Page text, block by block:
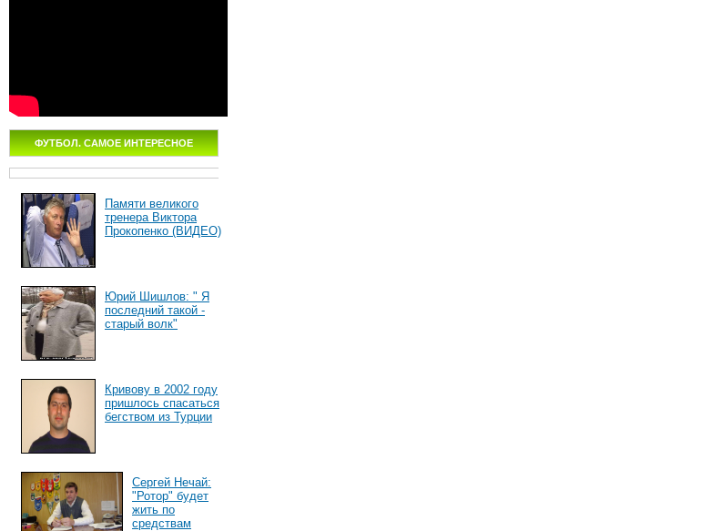
ФУТБОЛ. САМОЕ ИНТЕРЕСНОЕ
Памяти великого
тренера Виктора
Прокопенко (ВИДЕО)
Юрий Шишлов: " Я
последний такой -
старый волк"
Кривову в 2002 году
пришлось спасаться
бегством из Турции
Сергей Нечай:
"Ротор" будет
жить по
средствам